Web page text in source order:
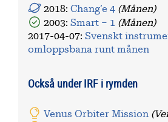
2018:Chang’e 4 (Månen)
2003:Smart – 1 (Månen)
2017-04-07: Svenskt
omloppsbana runt månen
Också under IRF i rymden
Venus Orbiter Mission